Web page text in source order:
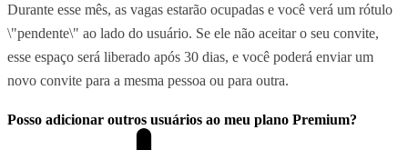
Durante esse mês, as vagas estarão ocupadas e você verá um rótulo
\"pendente\" ao lado do usuário. Se ele não aceitar o seu convite,
esse espaço será liberado após 30 dias, e você poderá enviar um
novo convite para a mesma pessoa ou para outra.
Posso adicionar outros usuários ao meu plano Premium?